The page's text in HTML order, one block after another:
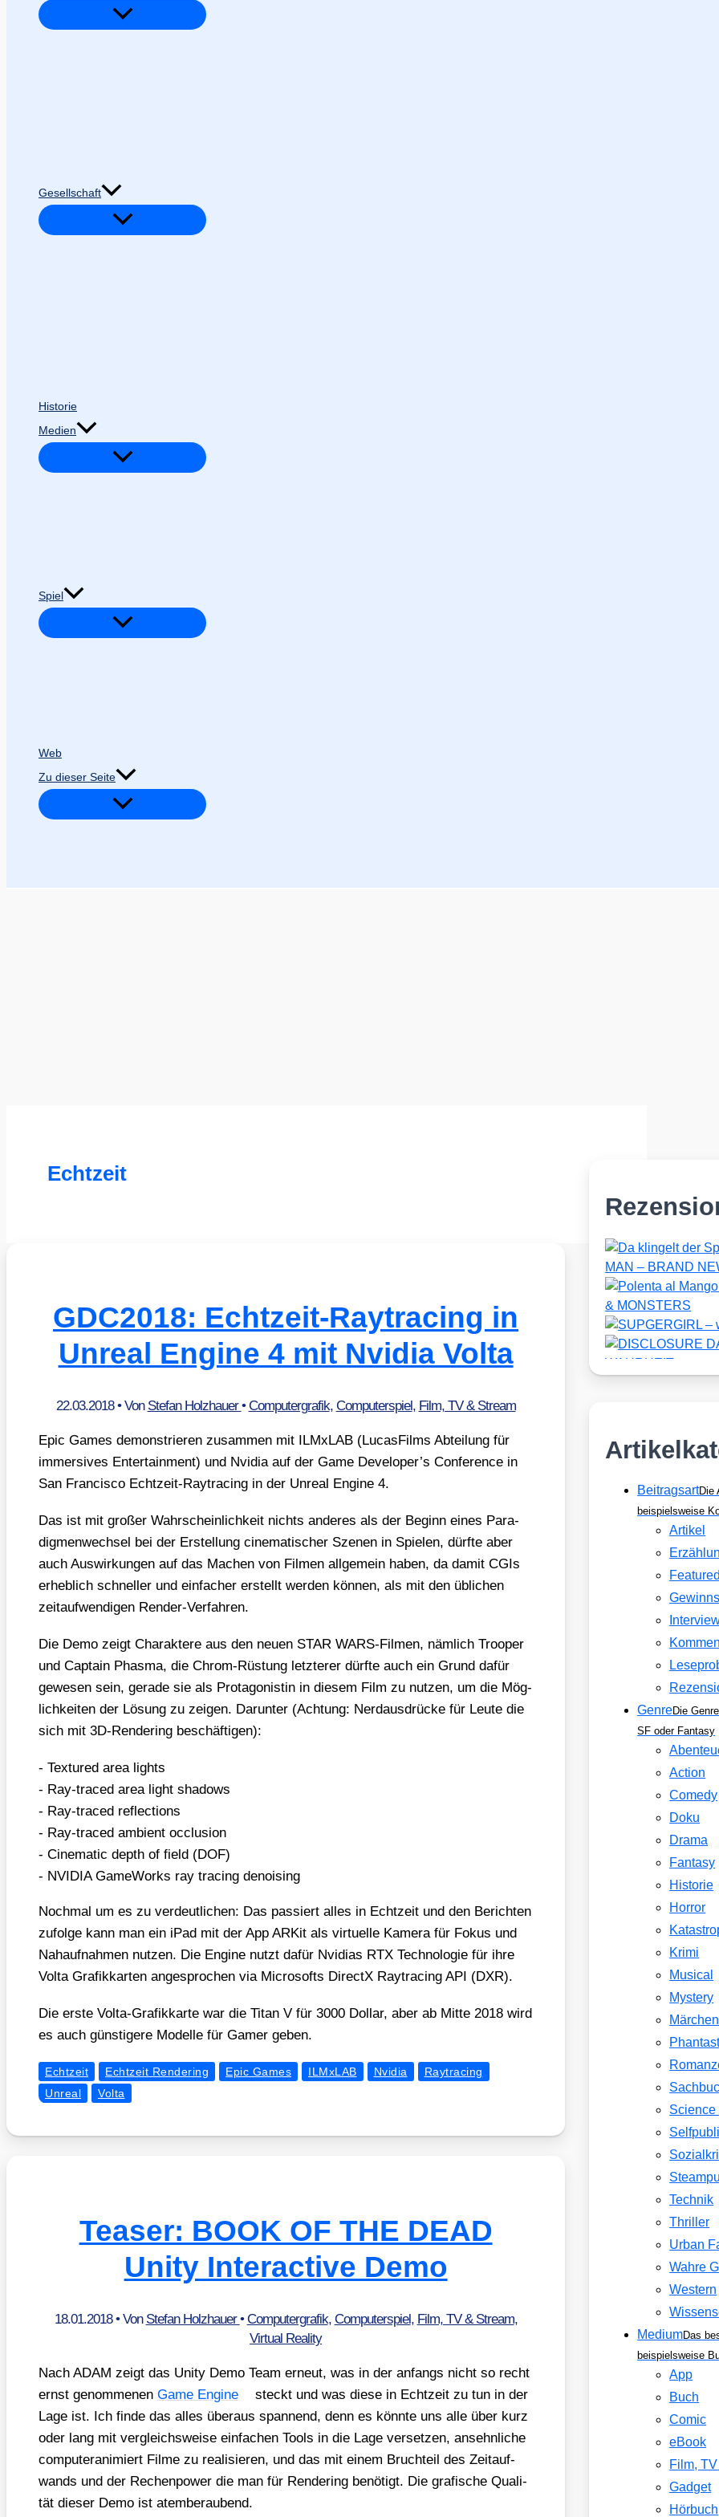
Gesellschaft
Historie
Medien
Spiel
Web
Zu dieser Seite
Echtzeit
GDC2018: Echtzeit-Raytracing in
Unreal Engine 4 mit Nvidia Volta
22.03.2018• Von Stefan Holzhauer•Computergrafik, Computerspiel, Film, TV & Stream
Epic Games demons­trie­ren zusam­men mit ILMx­LAB (Lucas­Films Abtei­lung für
immersi­ves Enter­tain­ment) und Nvi­dia auf der Game Developer’s Con­fe­rence in
San Fran­cis­co Echt­zeit-Ray­tra­cing in der Unre­al Engi­ne 4.
Das ist mit gro­ßer Wahr­schein­lich­keit nichts ande­res als der Beginn eines Para­
dig­men­wech­sel bei der Erstel­lung cine­ma­ti­scher Sze­nen in Spie­len, dürf­te aber
auch Aus­wir­kun­gen auf das Machen von Fil­men all­ge­mein haben, da damit CGIs
erheb­lich schnel­ler und ein­fa­cher erstellt wer­den kön­nen, als mit den übli­chen
zeit­auf­wen­di­gen Ren­der-Ver­fah­ren.
Die Demo zeigt Cha­rak­te­re aus den neu­en STAR WARS-Fil­men, näm­lich Tro­o­per
und Cap­tain Pha­s­ma, die Chrom-Rüs­tung letz­te­rer dürf­te auch ein Grund dafür
gewe­sen sein, gera­de sie als Prot­ago­nis­tin in die­sem Film zu nut­zen, um die Mög­
lich­kei­ten der Lösung zu zei­gen. Dar­un­ter (Ach­tung: Nerd­aus­drü­cke für Leu­te die
sich mit 3D-Ren­de­ring beschäf­ti­gen):
- Tex­tu­red area lights
- Ray-tra­ced area light shadows
- Ray-tra­ced reflec­tions
- Ray-tra­ced ambi­ent occlu­si­on
- Cine­ma­tic depth of field (DOF)
- NVIDIA Game­Works ray tra­cing denoi­sing
Noch­mal um es zu ver­deut­li­chen: Das pas­siert alles in Echt­zeit und den Berich­ten
zufol­ge kann man ein iPad mit der App ARKit als vir­tu­el­le Kame­ra für Fokus und
Nah­auf­nah­men nut­zen. Die Engi­ne nutzt dafür Nvi­di­as RTX Tech­no­lo­gie für ihre
Vol­ta Gra­fik­kar­ten ange­spro­chen via Micro­softs DirectX Ray­tra­cing API (DXR).
Die ers­te Vol­ta-Gra­fik­kar­te war die Titan V für 3000 Dol­lar, aber ab Mit­te 2018 wird
es auch güns­ti­ge­re Model­le für Gamer geben.
Echtzeit Echtzeit Rendering Epic Games ILMxLAB Nvidia
Raytracing
Unreal
Volta
Teaser: BOOK OF THE DEAD
Unity Interactive Demo
18.01.2018• Von Stefan Holzhauer•Computergrafik, Computerspiel, Film, TV & Stream,
Virtual Reality
Nach ADAM zeigt das Unity Demo Team erneut, was in der anfangs nicht so recht
ernst genom­me­nen Game Engi­ne
steckt und was die­se in Echt­zeit zu tun in der
Lage ist. Ich fin­de das alles über­aus span­nend, denn es könn­te uns alle über kurz
oder lang mit ver­gleichs­wei­se ein­fa­chen Tools in die Lage ver­set­zen, ansehn­li­che
com­pu­ter­ani­miert Fil­me zu rea­li­sie­ren, und das mit einem Bruch­teil des Zeit­auf­
wands und der Rechen­power die man für Ren­de­ring benö­tigt. Die gra­fi­sche Qua­li­
tät die­ser Demo ist atem­be­rau­bend.
BeitragsartDie
beispielsweise
Artikel
GenreDie
SF oder Fantasy
Action
Comedy
Doku
Drama
Fantasy
Historie
Horror
Krimi
Musical
Mystery
Märchen
Science
Technik
Thriller
Urban
Wahre
Western
MediumDas
beispielsweise
App
Buch
Comic
eBook
Film,
Gadget
Hörbuch